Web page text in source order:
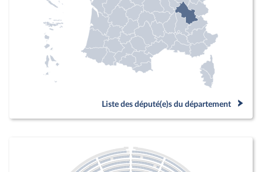
Liste des député(e)s du département